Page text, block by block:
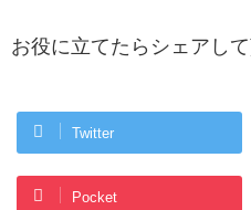
お役に立てたらシェアし
Twitter
Pocket